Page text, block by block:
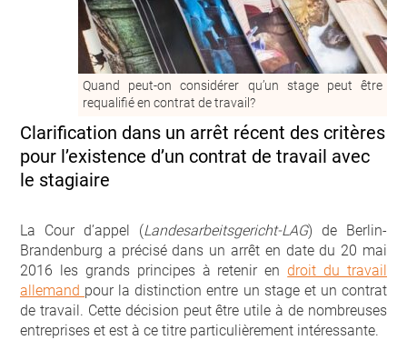
Quand peut-on considérer qu’un stage peut être
requalifié en contrat de travail?
Clarification dans un arrêt récent des critères
pour l’existence d’un contrat de travail avec
le stagiaire
La Cour d’appel (Landesarbeitsgericht-LAG) de Berlin-
Brandenburg a précisé dans un arrêt en date du 20 mai
2016 les grands principes à retenir endroit du travail
allemand pour la distinction entre un stage et un contrat
de travail. Cette décision peut être utile à de nombreuses
entreprises et est à ce titre particulièrement intéressante.